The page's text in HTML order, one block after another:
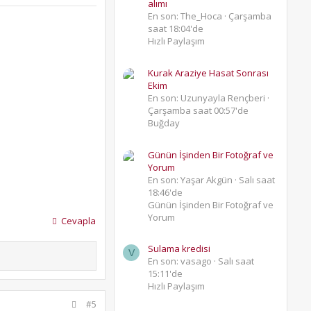
Cevapla
#5
alımı
En son: The_Hoca
Çarşamba
saat 18:04'de
Hızlı Paylaşım
Kurak Araziye Hasat Sonrası
Ekim
En son: Uzunyayla Rençberi
Çarşamba saat 00:57'de
Buğday
Günün İşinden Bir Fotoğraf ve
Yorum
En son: Yaşar Akgün
Salı saat
18:46'de
Günün İşinden Bir Fotoğraf ve
Yorum
V
Sulama kredisi
En son: vasago
Salı saat
15:11'de
Hızlı Paylaşım